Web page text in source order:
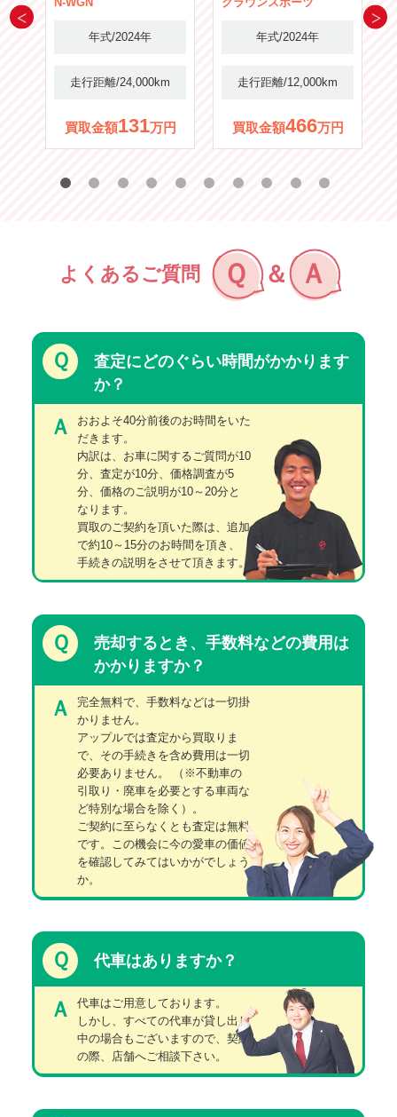
年式/2024年
走行距離/24,000km
買取金額131万円
年式/2024年
走行距離/12,000km
買取金額466万円
よくあるご質問 Ｑ ＆ Ａ
Ｑ
査定にどのぐらい時間がかかります
か？
Ａ
おおよそ40分前後のお時間をいた
だきます。
内訳は、お車に関するご質問が10
分、査定が10分、価格調査が5
分、価格のご説明が10～20分と
なります。
買取のご契約を頂いた際は、追加
で約10～15分のお時間を頂き、
手続きの説明をさせて頂きます。
Ｑ
売却するとき、手数料などの費用は
かかりますか？
Ａ
完全無料で、手数料などは一切掛
かりません。
アップルでは査定から買取りま
で、その手続きを含め費用は一切
必要ありません。
（※不動車の
引取り・廃車を必要とする車両な
ど特別な場合を除く）。
ご契約に至らなくとも査定は無料
です。この機会に今の愛車の価値
を確認してみてはいかがでしょう
か。
Ｑ 代車はありますか？
Ａ
代車はご用意しております。
しかし、すべての代車が貸し出し
中の場合もございますので、契約
の際、店舗へご相談下さい。